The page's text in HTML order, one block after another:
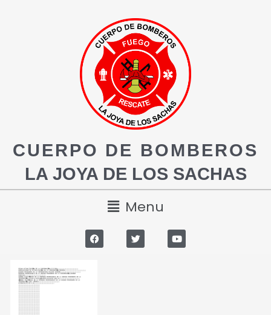
CUERPO DE BOMBEROS
LA JOYA DE LOS SACHAS
Menu